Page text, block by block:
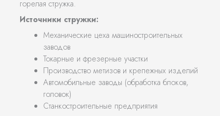
горелая стружка.
Источники стружки:
Механические цеха машиностроительных
заводов
Токарные и фрезерные участки
Производство метизов и крепежных изделий
Автомобильные заводы (обработка блоков,
головок)
Станкостроительные предприятия